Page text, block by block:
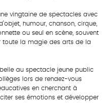
vingtaine de spectacles avec
humour, chanson, cirque,
ou seul en scène, souvent
toute la magie des arts de la
au spectacle jeune public
lors de rendez-vous
en cherchant à
ses émotions et développer